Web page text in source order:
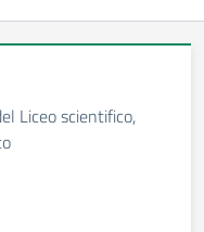
Liceo scientifico,